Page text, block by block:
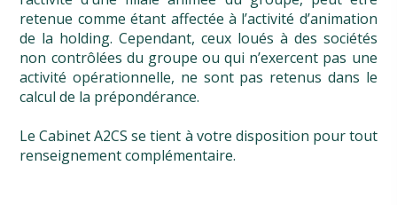
retenue comme étant affectée à l’activité d’animation
de la holding. Cependant, ceux loués à des sociétés
non contrôlées du groupe ou qui n’exercent pas une
activité opérationnelle, ne sont pas retenus dans le
calcul de la prépondérance.
Le Cabinet A2CS se tient à votre disposition pour tout
renseignement complémentaire.